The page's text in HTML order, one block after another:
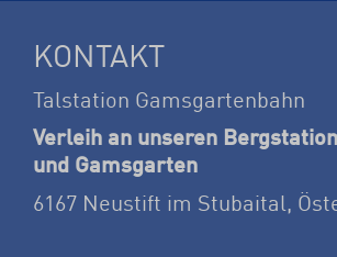
KONTAKT
Talstation Gamsgartenbahn
Verleih an unseren
und Gamsgarten
6167 Neustift im Stubaital,